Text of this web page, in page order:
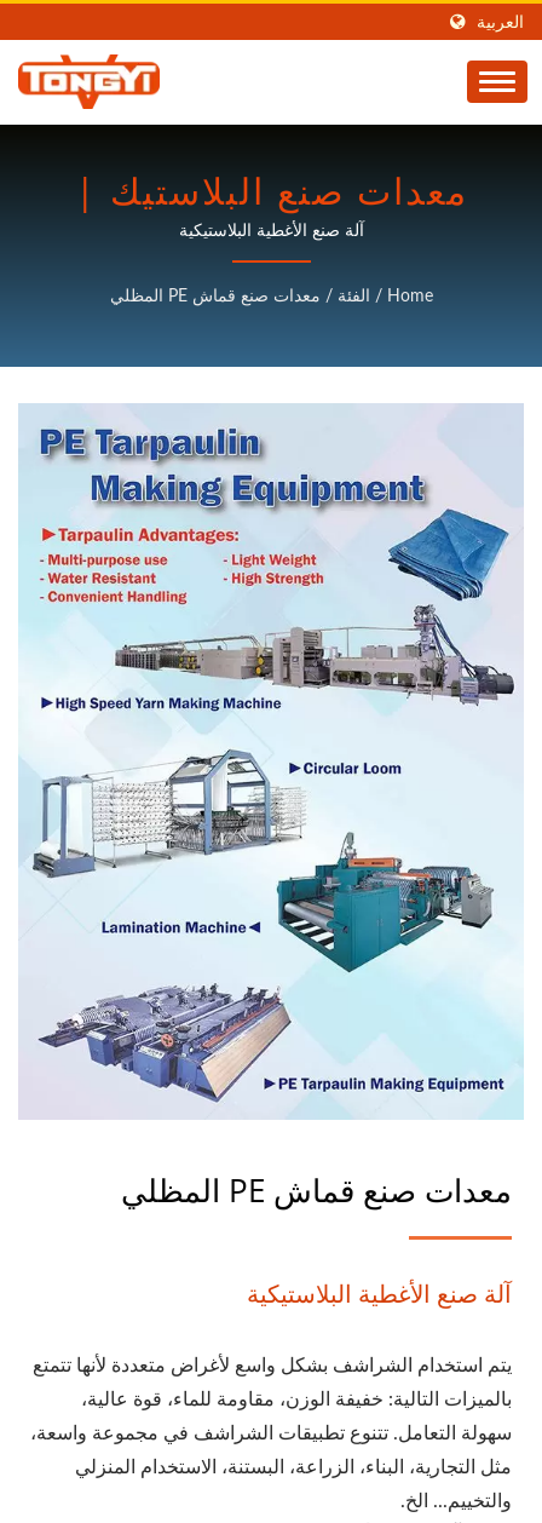
العربية
معدات صنع البلاستيك |
مصنع آلات معالجة
البلاستيك | TON KEY
آلة صنع الأغطية البلاستيكية
Home
/ الفئة / معدات صنع قماش PE المظلي
معدات صنع قماش PE المظلي
آلة صنع الأغطية البلاستيكية
يتم استخدام الشراشف بشكل واسع لأغراض متعددة لأنها تتمتع
بالميزات التالية: خفيفة الوزن، مقاومة للماء، قوة عالية،
سهولة التعامل. تتنوع تطبيقات الشراشف في مجموعة واسعة،
مثل التجارية، البناء، الزراعة، البستنة، الاستخدام المنزلي
والتخييم... الخ.